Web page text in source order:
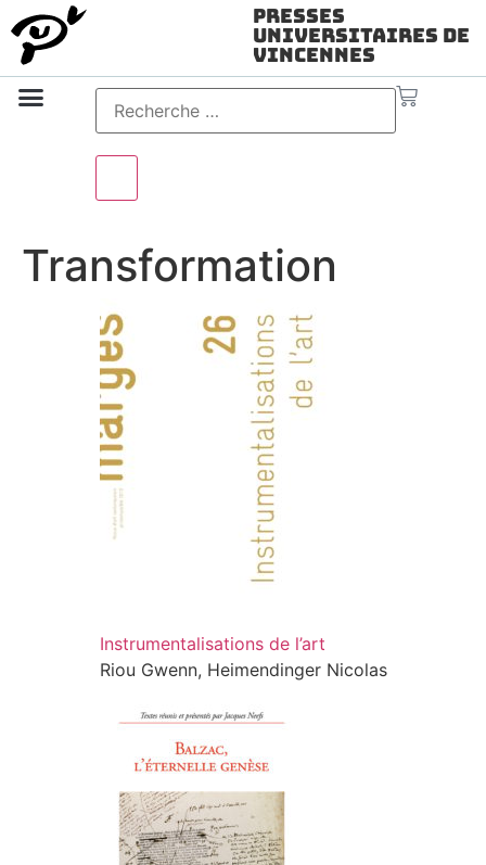
Presses
Universitaires de
Vincennes
Transformation
Instrumentalisations de l’art
Riou Gwenn, Heimendinger Nicolas